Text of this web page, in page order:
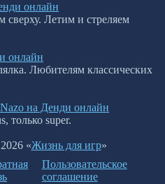
онлайн
сверху. Летим и стреляем
онлайн
Любителям классических
на Денди онлайн
только super.
«Жизнь для игр»
Пользовательское
соглашение